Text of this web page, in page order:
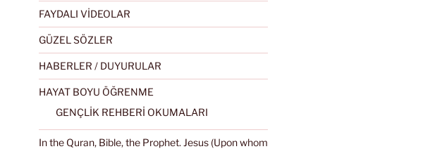
FAYDALI VİDEOLAR
GÜZEL SÖZLER
HABERLER / DUYURULAR
HAYAT BOYU ÖĞRENME
GENÇLİK REHBERİ OKUMALARI
In the Quran, Bible, the Prophet. Jesus (Upon whom